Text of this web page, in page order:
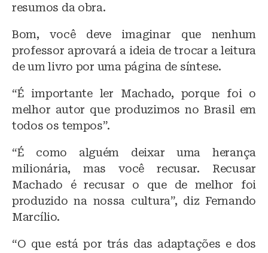
resumos da obra.
Bom, você deve imaginar que nenhum
professor aprovará a ideia de trocar a leitura
de um livro por uma página de síntese.
“É importante ler Machado, porque foi o
melhor autor que produzimos no Brasil em
todos os tempos”.
“É como alguém deixar uma herança
milionária, mas você recusar. Recusar
Machado é recusar o que de melhor foi
produzido na nossa cultura”, diz Fernando
Marcílio.
“O que está por trás das adaptações e dos